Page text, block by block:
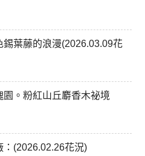
葉藤的浪漫(2026.03.09花
。粉紅山丘麝香木祕境
：(2026.02.26花況)